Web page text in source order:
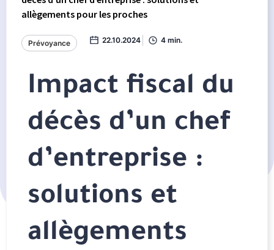
allègements pour les proches
Prévoyance 22.10.2024 4 min.
Impact fiscal du
décès d’un chef
d’entreprise :
solutions et
allègements